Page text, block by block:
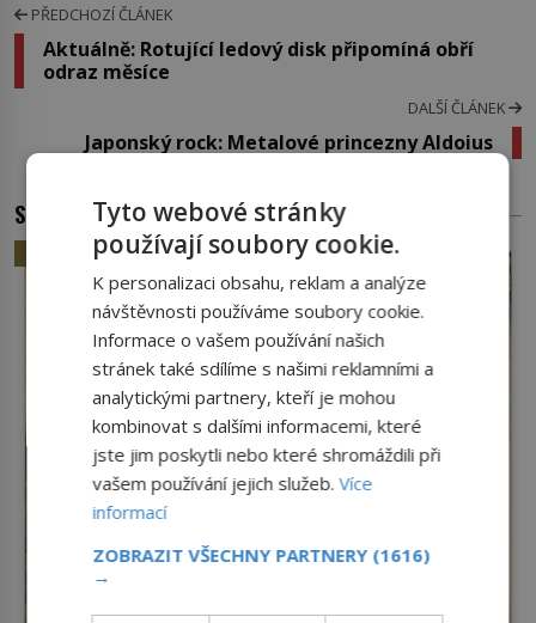
PŘEDCHOZÍ ČLÁNEK
Aktuálně: Rotující ledový disk připomíná obří
odraz měsíce
DALŠÍ ČLÁNEK
Japonský rock: Metalové princezny Aldoius
SOUVISEJÍCÍ ČLÁNKY
HISTORIE
Tyto webové stránky
používají soubory cookie.
K personalizaci obsahu, reklam a analýze
návštěvnosti používáme soubory cookie.
Informace o vašem používání našich
stránek také sdílíme s našimi reklamními a
analytickými partnery, kteří je mohou
kombinovat s dalšími informacemi, které
jste jim poskytli nebo které shromáždili při
vašem používání jejich služeb.Více
informací
ZOBRAZIT VŠECHNY PARTNERY (1616)
→